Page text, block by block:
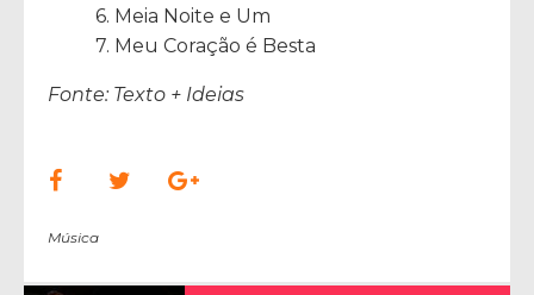
6. Meia Noite e Um
7. Meu Coração é Besta
Fonte: Texto + Ideias
Música